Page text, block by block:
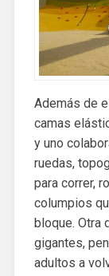
Además de
camas
y uno
ruedas,
para correr,
columpios
bloque. Otra
gigantes,
adultos a